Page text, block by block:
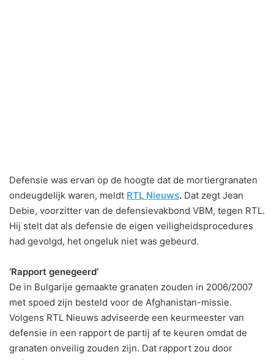
Defensie was ervan op de hoogte dat de mortiergranaten
ondeugdelijk waren, meldt RTL Nieuws. Dat zegt Jean
Debie, voorzitter van de defensievakbond VBM, tegen RTL.
Hij stelt dat als defensie de eigen veiligheidsprocedures
had gevolgd, het ongeluk niet was gebeurd.
‘Rapport genegeerd’
De in Bulgarije gemaakte granaten zouden in 2006/2007
met spoed zijn besteld voor de Afghanistan-missie.
Volgens RTL Nieuws adviseerde een keurmeester van
defensie in een rapport de partij af te keuren omdat de
granaten onveilig zouden zijn. Dat rapport zou door